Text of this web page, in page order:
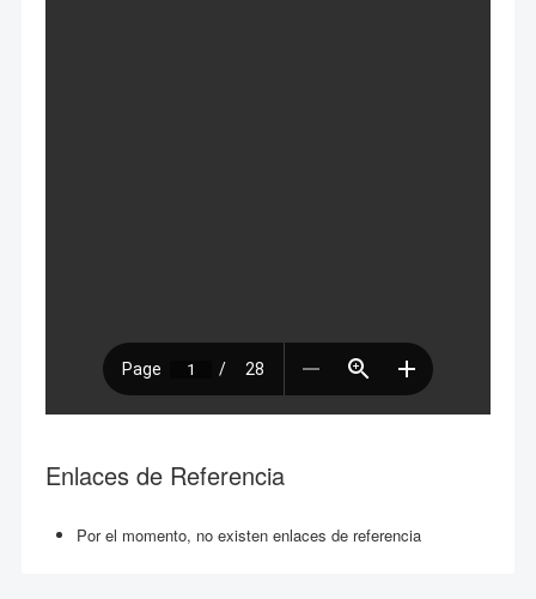
Enlaces de Referencia
Por el momento, no existen enlaces de referencia